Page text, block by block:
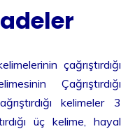
çağrıştırdığı
Çağrıştırdığı
kelimeler 3
üç kelime, hayal